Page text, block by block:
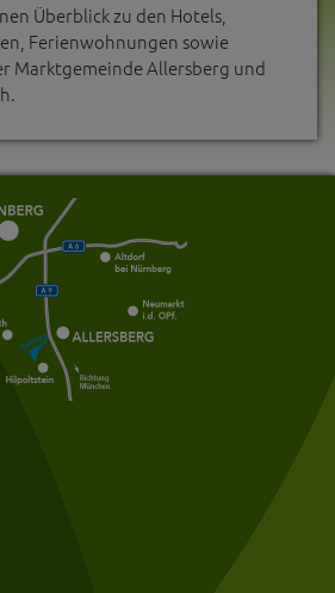
Überblick zu den Hotels,
Ferienwohnungen sowie
Marktgemeinde Allersberg und